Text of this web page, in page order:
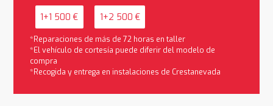
1+1 500 € 1+2 500 €
*Reparaciones de más de 72 horas en taller
*El vehículo de cortesía puede diferir del modelo de
compra
*Recogida y entrega en instalaciones de Crestanevada